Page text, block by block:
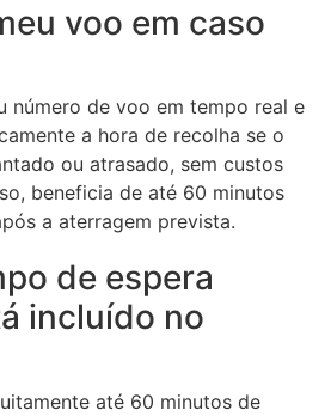
voo em caso
número de voo em tempo real e
a hora de recolha se o
ou atrasado, sem custos
beneficia de até 60 minutos
a aterragem prevista.
de espera
incluído no
até 60 minutos de